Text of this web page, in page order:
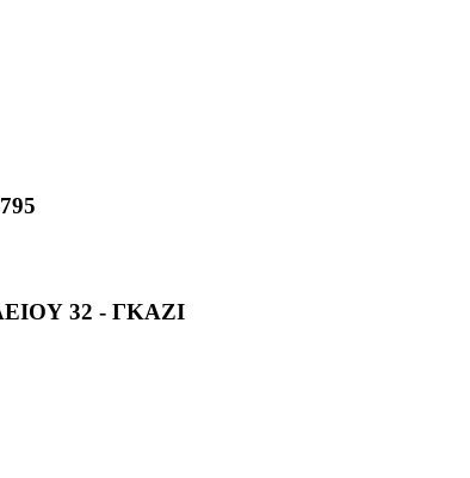
32 - ΓΚΑΖΙ